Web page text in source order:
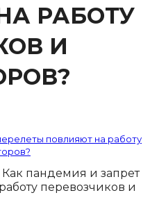
РАБОТУ
И
повлияют на работу